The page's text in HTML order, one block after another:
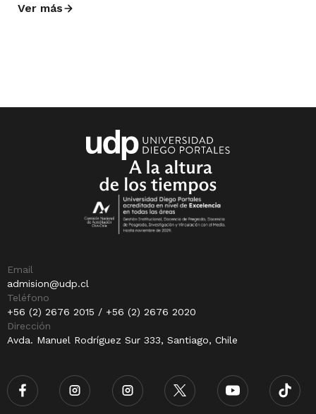
Ver más
Email
admision@udp.cl
Teléfono
+56 (2) 2676 2015 / +56 (2) 2676 2020
Dirección
Avda. Manuel Rodríguez Sur 333, Santiago, Chile